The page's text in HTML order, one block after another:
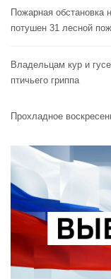
Пожарная обстановка
потушен 31 лесной
Владельцам кур и
птичьего гриппа
Прохладное